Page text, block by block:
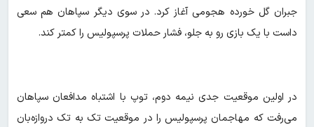
جبران گل خورده هجومی آغاز کرد. در سوی دیگر سپاهان هم سعی
داست با یک بازی رو به جلو، فشار حملات پرسپولیس را کمتر کند.
در اولین موقعیت جدی نیمه دوم، توپ با اشتباه مدافعان سپاهان
می‌رفت که مهاجمان پرسپولیس را در موقعیت تک به تک دروازه‌بان